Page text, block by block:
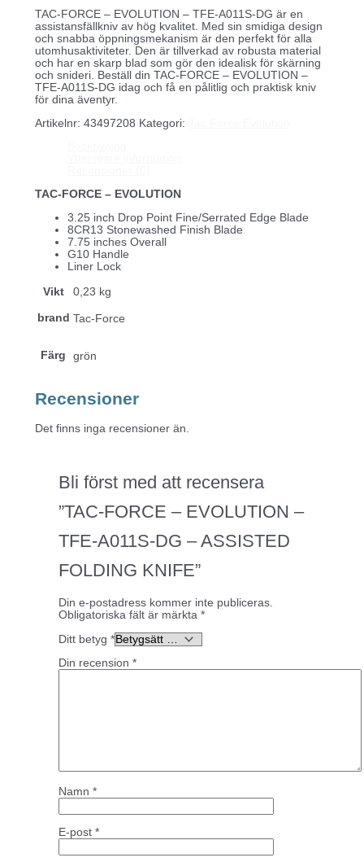
TAC-FORCE – EVOLUTION – TFE-A011S-DG är en
assistansfällkniv av hög kvalitet. Med sin smidiga design
och snabba öppningsmekanism är den perfekt för alla
utomhusaktiviteter. Den är tillverkad av robusta material
och har en skarp blad som gör den idealisk för skärning
och snideri. Beställ din TAC-FORCE – EVOLUTION –
TFE-A011S-DG idag och få en pålitlig och praktisk kniv
för dina äventyr.
Artikelnr: 43497208 Kategori:
TAC-FORCE – EVOLUTION
3.25 inch Drop Point Fine/Serrated Edge Blade
8CR13 Stonewashed Finish Blade
7.75 inches Overall
G10 Handle
Liner Lock
Vikt 0,23 kg
brand Tac-Force
Färg grön
Recensioner
Det finns inga recensioner än.
Bli först med att recensera
”TAC-FORCE – EVOLUTION –
TFE-A011S-DG – ASSISTED
FOLDING KNIFE”
Din e-postadress kommer inte publiceras.
Obligatoriska fält är märkta *
Ditt betyg *
Din recension *
Namn *
E-post *